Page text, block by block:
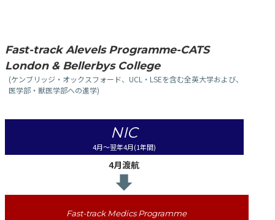
Fast-track Alevels Programme-CATS
London & Bellerbys College
(ケンブリッジ・オックスフォード、UCL・LSEを含む全英大学および、
医学部・獣医学部への進学)
NIC
4月〜翌年4月(1年間)
4月渡航
Fast-track Medics Programme